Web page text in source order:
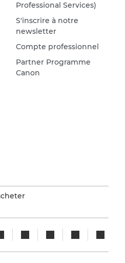
Professional Services)
S'inscrire à notre
newsletter
Compte professionnel
Partner Programme
Canon